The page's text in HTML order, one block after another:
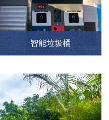
智能垃圾桶